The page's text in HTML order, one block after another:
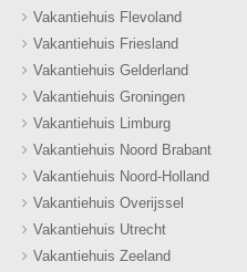
Vakantiehuis Flevoland
Vakantiehuis Friesland
Vakantiehuis Gelderland
Vakantiehuis Groningen
Vakantiehuis Limburg
Vakantiehuis Noord Brabant
Vakantiehuis Noord-Holland
Vakantiehuis Overijssel
Vakantiehuis Utrecht
Vakantiehuis Zeeland